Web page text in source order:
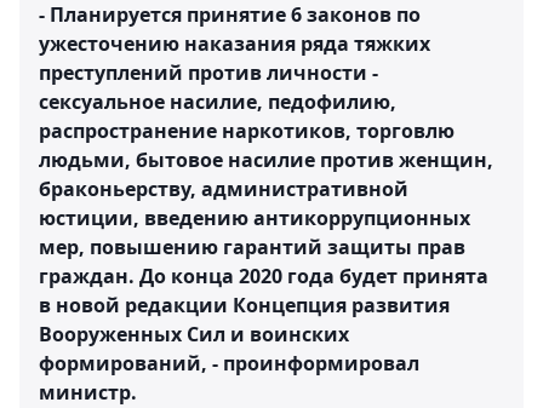
- Планируется принятие 6 законов по
ужесточению наказания ряда тяжких
преступлений против личности -
сексуальное насилие, педофилию,
распространение наркотиков, торговлю
людьми, бытовое насилие против женщин,
браконьерству, административной
юстиции, введению антикоррупционных
мер, повышению гарантий защиты прав
граждан. До конца 2020 года будет принята
в новой редакции Концепция развития
Вооруженных Сил и воинских
формирований, - проинформировал
министр.